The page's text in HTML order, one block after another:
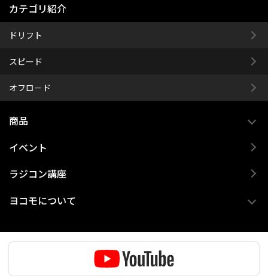
カテゴリ紹介
ドリフト
スピード
オフロード
商品
イベント
ラジコン講座
ヨコモについて